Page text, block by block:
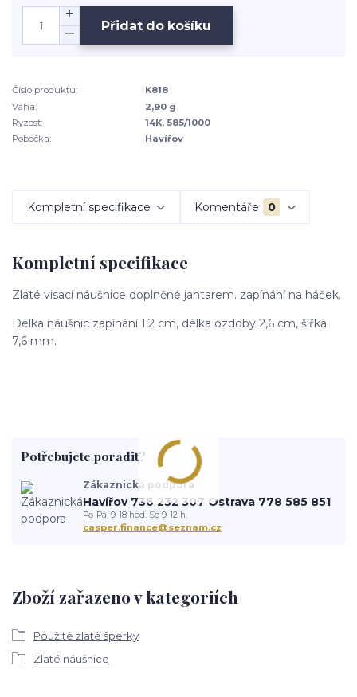
Přidat do košíku
Číslo produktu:
K818
Váha:
2,90 g
Ryzost:
14K, 585/1000
Pobočka:
Havířov
Kompletní specifikace Komentáře 0
Kompletní specifikace
Zlaté visací náušnice doplněné jantarem. zapínání na háček.
Délka náušnic zapínání 1,2 cm, délka ozdoby 2,6 cm, šířka
7,6 mm.
Zboží zařazeno v kategoriích
Použité zlaté šperky
Zlaté náušnice
Potřebujete poradit?
Zákaznická podpora
Havířov 736 232 307 Ostrava 778 585 851
Po-Pá, 9-18 hod. So 9-12 h.
casper.finance@seznam.cz